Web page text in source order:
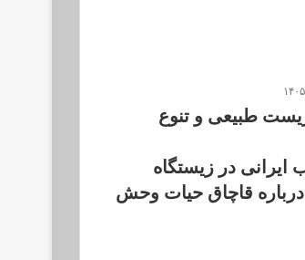
۱۲
طبیعی و تنوع
سنجاب ایرانی در زیستگاه
قاچاق حیات وحش